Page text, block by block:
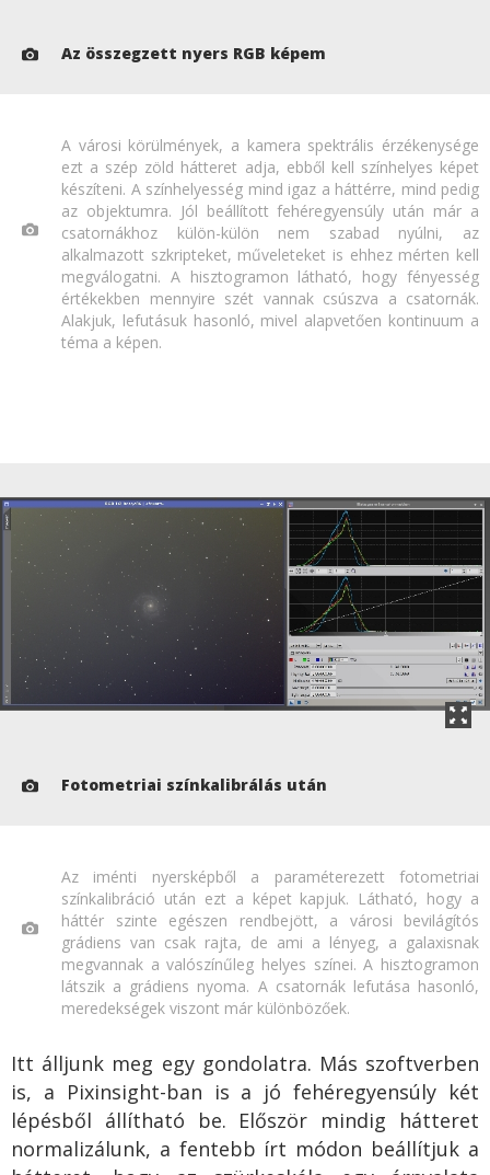
Az összegzett nyers RGB képem
A városi körülmények, a kamera spektrális érzékenysége
ezt a szép zöld hátteret adja, ebből kell színhelyes képet
készíteni. A színhelyesség mind igaz a háttérre, mind pedig
az objektumra. Jól beállított fehéregyensúly után már a
csatornákhoz külön-külön nem szabad nyúlni, az
alkalmazott szkripteket, műveleteket is ehhez mérten kell
megválogatni. A hisztogramon látható, hogy fényesség
értékekben mennyire szét vannak csúszva a csatornák.
Alakjuk, lefutásuk hasonló, mivel alapvetően kontinuum a
téma a képen.
Fotometriai színkalibrálás után
Az iménti nyersképből a paraméterezett fotometriai
színkalibráció után ezt a képet kapjuk. Látható, hogy a
háttér szinte egészen rendbejött, a városi bevilágítós
grádiens van csak rajta, de ami a lényeg, a galaxisnak
megvannak a valószínűleg helyes színei. A hisztogramon
látszik a grádiens nyoma. A csatornák lefutása hasonló,
meredekségek viszont már különbözőek.
Itt álljunk meg egy gondolatra. Más szoftverben
is, a Pixinsight-ban is a jó fehéregyensúly két
lépésből állítható be. Először mindig hátteret
normalizálunk, a fentebb írt módon beállítjuk a